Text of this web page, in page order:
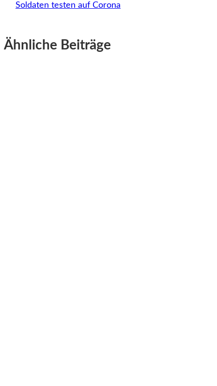
Soldaten testen auf Corona
Ähnliche Beiträge